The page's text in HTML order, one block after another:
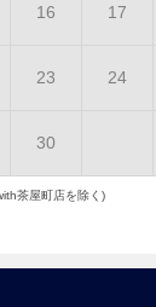
16 17
23 24
30
茶屋町店を除く)